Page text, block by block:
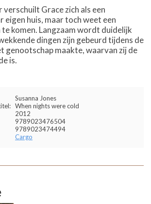
Grace zich als een
eigen huis, maar toch weet een
komen. Langzaam wordt duidelijk
dingen zijn gebeurd tijdens de
genootschap maakte, waarvan zij de
is.
Susanna Jones
When nights were cold
2012
9789023476504
9789023474494
Cargo